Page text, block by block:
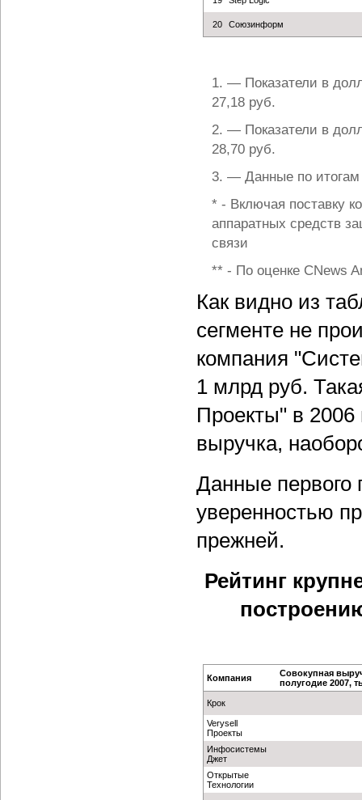
20 Союзинформ
1. — Показатели в
27,18 руб.
2. — Показатели в
28,70 руб.
3. — Данные по итогам
* - Включая поставку
аппаратных средств
связи
** - По оценке CNews
Как видно из
сегменте не
компания
1 млрд руб.
Проекты" в 2006
выручка,
Данные первого
уверенностью
прежней.
Рейтинг
Компания
Совокупная
полугодие 2007,
Крок
Verysell
Проекты
Инфосистемы
Джет
Открытые
Технологии